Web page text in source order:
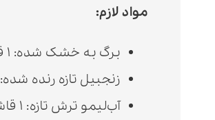
مواد لازم:
برگ به خشک شده: ۱ قاشق غذاخوری
زنجبیل تازه رنده شده: ۱ قاشق چایخوری
آب‌لیمو ترش تازه: ۱ قاشق غذاخوری